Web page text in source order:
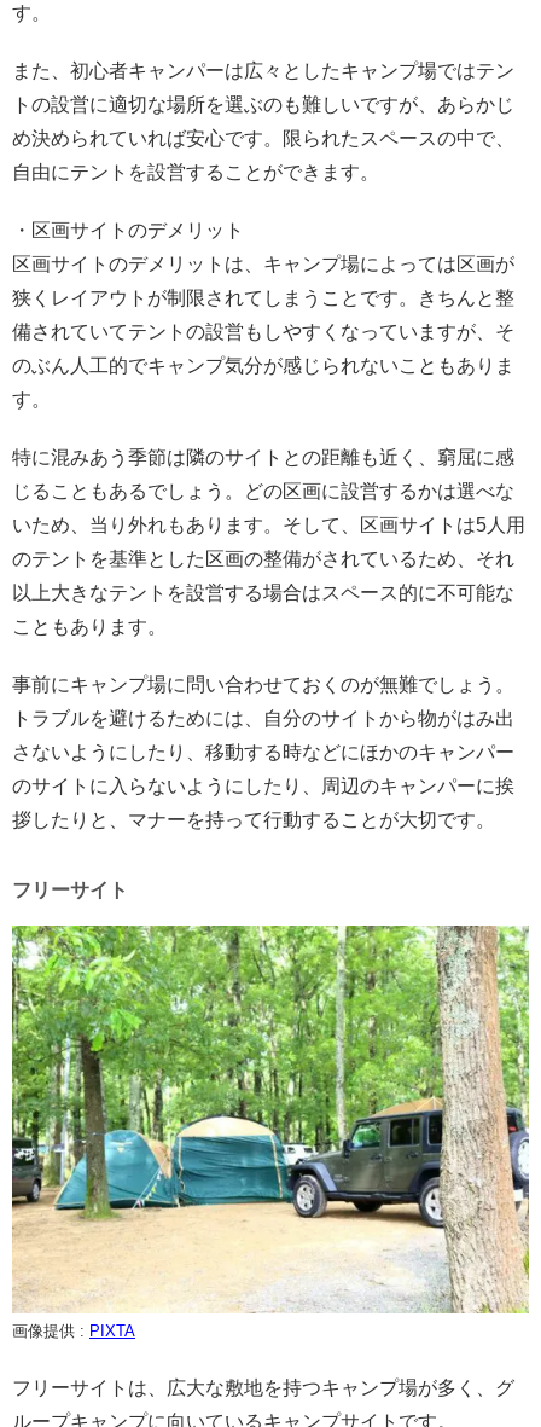
す。
また、初心者キャンパーは広々としたキャンプ場ではテン
トの設営に適切な場所を選ぶのも難しいですが、あらかじ
め決められていれば安心です。限られたスペースの中で、
自由にテントを設営することができます。
・区画サイトのデメリット
区画サイトのデメリットは、キャンプ場によっては区画が
狭くレイアウトが制限されてしまうことです。きちんと整
備されていてテントの設営もしやすくなっていますが、そ
のぶん人工的でキャンプ気分が感じられないこともありま
す。
特に混みあう季節は隣のサイトとの距離も近く、窮屈に感
じることもあるでしょう。どの区画に設営するかは選べな
いため、当り外れもあります。そして、区画サイトは5人用
のテントを基準とした区画の整備がされているため、それ
以上大きなテントを設営する場合はスペース的に不可能な
こともあります。
事前にキャンプ場に問い合わせておくのが無難でしょう。
トラブルを避けるためには、自分のサイトから物がはみ出
さないようにしたり、移動する時などにほかのキャンパー
のサイトに入らないようにしたり、周辺のキャンパーに挨
拶したりと、マナーを持って行動することが大切です。
フリーサイト
画像提供 : PIXTA
フリーサイトは、広大な敷地を持つキャンプ場が多く、グ
ループキャンプに向いているキャンプサイトです。